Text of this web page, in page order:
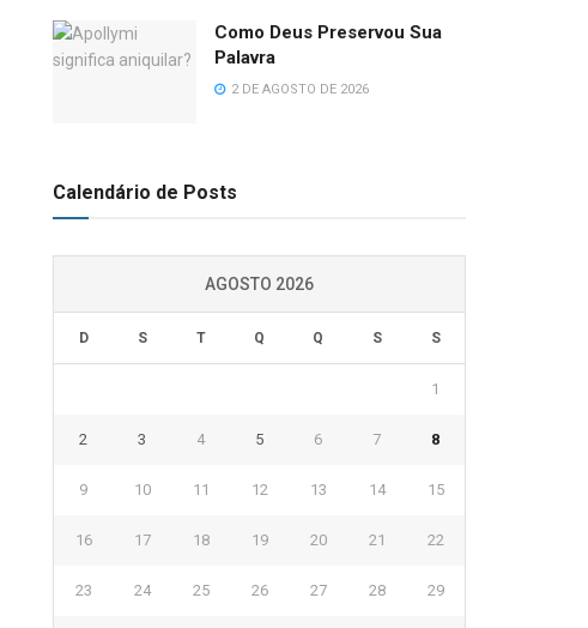
Como Deus Preservou Sua
Palavra
2 DE AGOSTO DE 2026
Calendário de Posts
AGOSTO 2026
D S T Q Q S S
1
2 3 4 5 6 7 8
9 10 11 12 13 14 15
16 17 18 19 20 21 22
23 24 25 26 27 28 29